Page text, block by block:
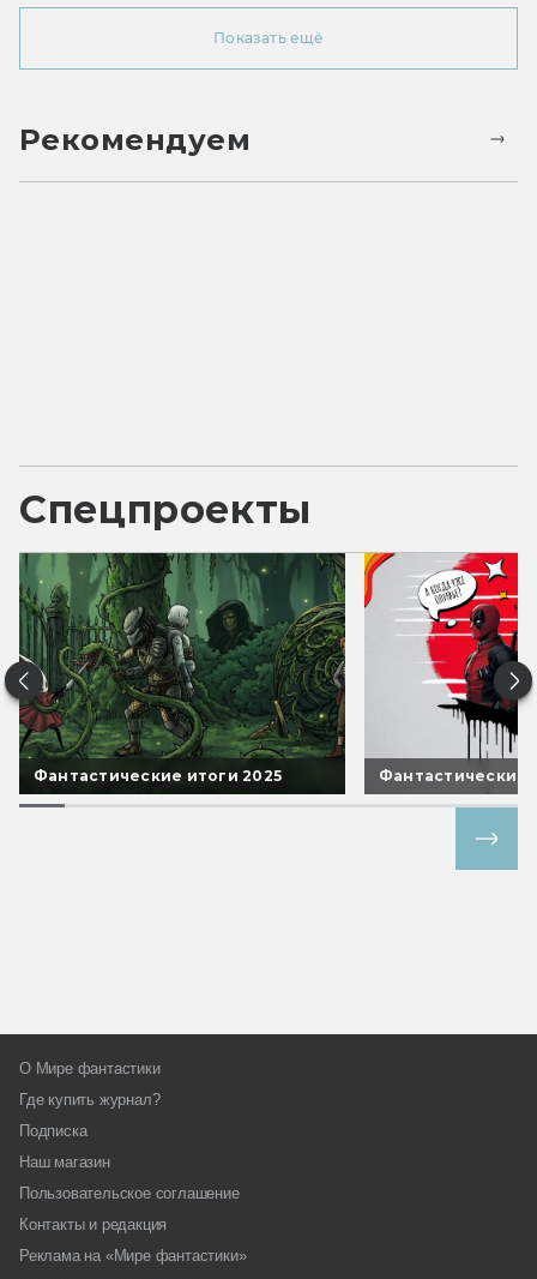
Показать ещё
Рекомендуем
Спецпроекты
Фантастические итоги 2025 Фантастические
О Мире фантастики
Где купить журнал?
Подписка
Наш магазин
Пользовательское соглашение
Контакты и редакция
Реклама на «Мире фантастики»